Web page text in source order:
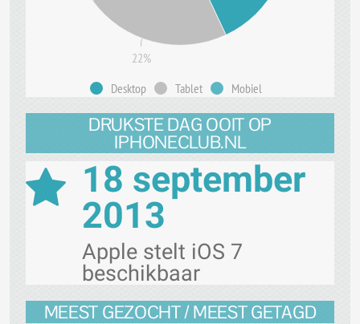
Desktop Tablet Mobiel
22%
DRUKSTE DAG OOIT OP
IPHONECLUB.NL
18 september
2013
Apple stelt iOS 7
beschikbaar
MEEST GEZOCHT / MEEST GETAGD